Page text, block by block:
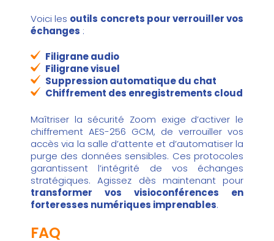
Voici les outils concrets pour verrouiller vos
échanges :
Filigrane audio
Filigrane visuel
Suppression automatique du chat
Chiffrement des enregistrements cloud
Maîtriser la sécurité Zoom exige d’activer le
chiffrement AES-256 GCM, de verrouiller vos
accès via la salle d’attente et d’automatiser la
purge des données sensibles. Ces protocoles
garantissent l’intégrité de vos échanges
stratégiques. Agissez dès maintenant pour
transformer vos visioconférences en
forteresses numériques imprenables.
FAQ